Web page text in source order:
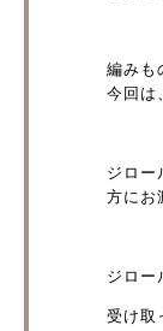
編みも
今回は
ジロー
方にお
ジロー
受け取